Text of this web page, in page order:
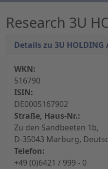
Research 3U
Details zu 3U HOLDING
WKN:
516790
ISIN:
DE0005167902
Straße, Haus-Nr.:
Zu den Sandbeeten 1b,
D-35043 Marburg,
Telefon:
+49 (0)6421 / 999 - 0